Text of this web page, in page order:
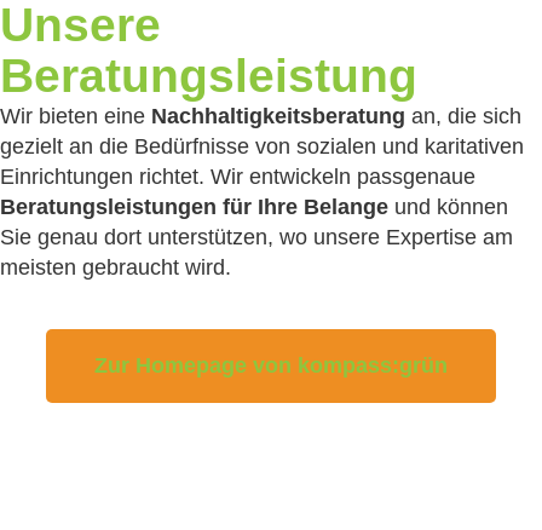
Unsere
Beratungsleistung
Wir bieten eine Nachhaltigkeitsberatung an, die sich
gezielt an die Bedürfnisse von sozialen und karitativen
Einrichtungen richtet. Wir entwickeln passgenaue
Beratungsleistungen für Ihre Belange und können
Sie genau dort unterstützen, wo unsere Expertise am
meisten gebraucht wird.
Zur Homepage von kompass:grün